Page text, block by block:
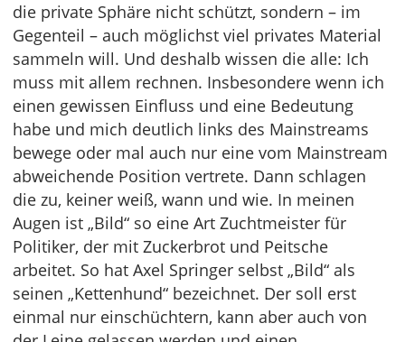
die private Sphäre nicht schützt, sondern – im
Gegenteil – auch möglichst viel privates Material
sammeln will. Und deshalb wissen die alle: Ich
muss mit allem rechnen. Insbesondere wenn ich
einen gewissen Einfluss und eine Bedeutung
habe und mich deutlich links des Mainstreams
bewege oder mal auch nur eine vom Mainstream
abweichende Position vertrete. Dann schlagen
die zu, keiner weiß, wann und wie. In meinen
Augen ist „Bild“ so eine Art Zuchtmeister für
Politiker, der mit Zuckerbrot und Peitsche
arbeitet. So hat Axel Springer selbst „Bild“ als
seinen „Kettenhund“ bezeichnet. Der soll erst
einmal nur einschüchtern, kann aber auch von